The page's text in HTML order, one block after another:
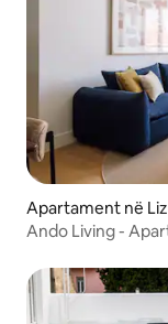
Apartament në
Ando Living -